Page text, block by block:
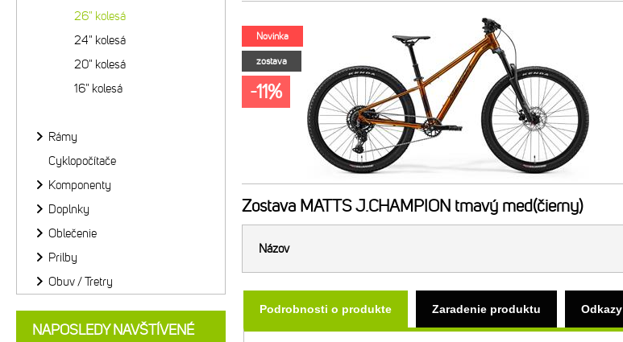
Novinka
zostava
-11%
Zostava MATTS J.CHAMPION tmavý med(čierny)
Názov
Podrobnosti o produkte Zaradenie produktu Odkazy
26" kolesá
24" kolesá
20" kolesá
16" kolesá
Rámy
Cyklopočítače
Komponenty
Doplnky
Oblečenie
Prilby
Obuv / Tretry
NAPOSLEDY NAVŠTÍVENÉ